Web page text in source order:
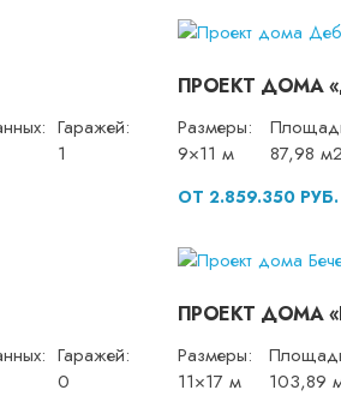
Гаражей:
1
ПРОЕКТ ДОМА
Размеры:
9×11 м
87,98 м2
ОТ 2.859.350 РУБ.
Гаражей:
0
ПРОЕКТ ДОМА
Размеры:
11×17 м
103,89